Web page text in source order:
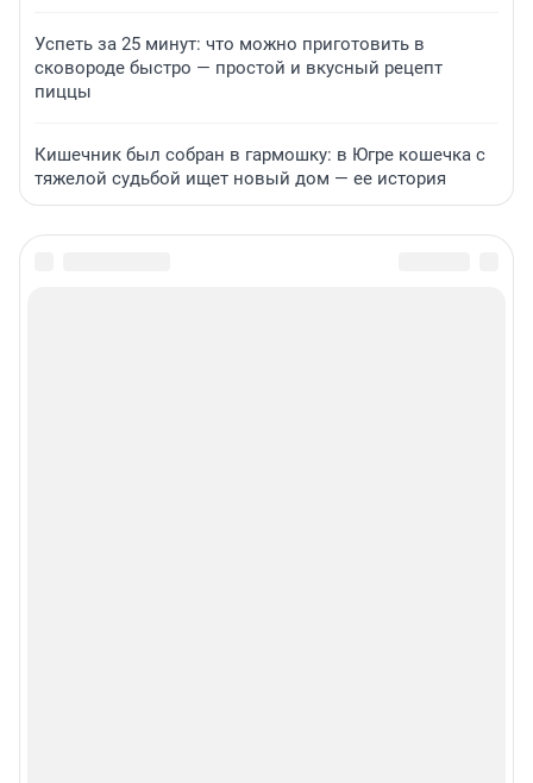
Успеть за 25 минут: что можно приготовить в
сковороде быстро — простой и вкусный рецепт
пиццы
Кишечник был собран в гармошку: в Югре кошечка с
тяжелой судьбой ищет новый дом — ее история